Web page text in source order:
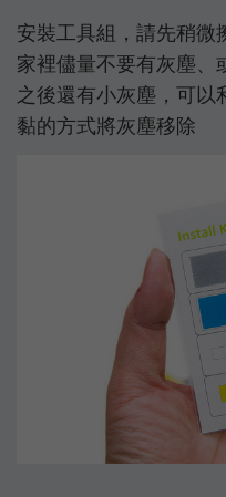
安裝工具組，請先稍微
家裡儘量不要有灰塵、
之後還有小灰塵，可以
黏的方式將灰塵移除